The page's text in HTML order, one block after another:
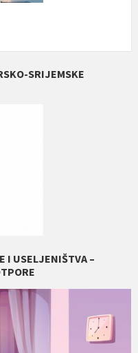
SRIJEMSKE
I USELJENIŠTVA –